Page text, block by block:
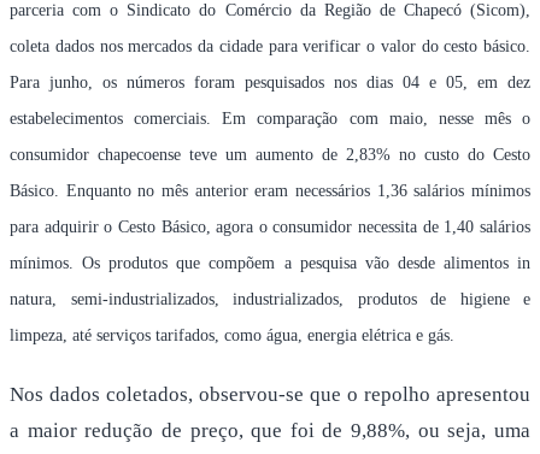
parceria com o Sindicato do Comércio da Região de Chapecó (Sicom),
coleta dados nos mercados da cidade para verificar o valor do cesto básico.
Para junho, os números foram pesquisados nos dias 04 e 05, em dez
estabelecimentos comerciais. Em comparação com maio, nesse mês o
consumidor chapecoense teve um aumento de 2,83% no custo do Cesto
Básico. Enquanto no mês anterior eram necessários 1,36 salários mínimos
para adquirir o Cesto Básico, agora o consumidor necessita de 1,40 salários
mínimos. Os produtos que compõem a pesquisa vão desde alimentos in
natura, semi-industrializados, industrializados, produtos de higiene e
limpeza, até serviços tarifados, como água, energia elétrica e gás.
Nos dados coletados, observou-se que o repolho apresentou
a maior redução de preço, que foi de 9,88%, ou seja, uma